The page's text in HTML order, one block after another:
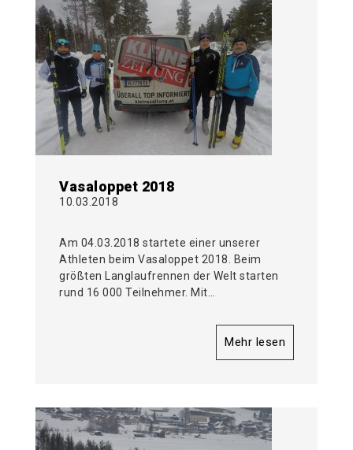
Vasaloppet 2018
10.03.2018
Am 04.03.2018 startete einer unserer
Athleten beim Vasaloppet 2018. Beim
größten Langlaufrennen der Welt starten
rund 16 000 Teilnehmer. Mit…
Mehr lesen